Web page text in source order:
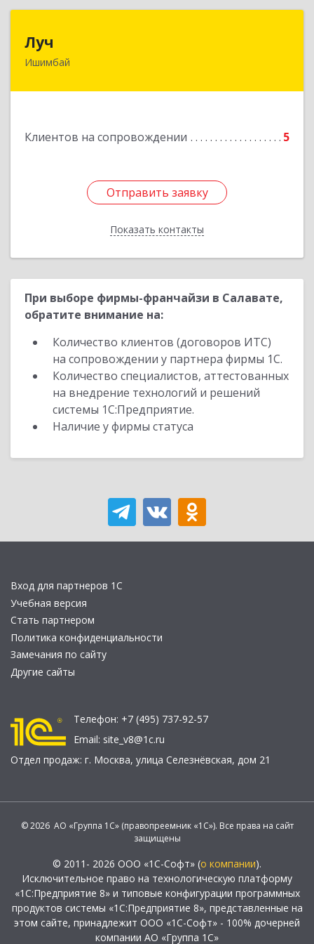
Луч
Ишимбай
Клиентов на сопровождении 5
Отправить заявку
Показать контакты
453215, Башкортостан Респ, Ишимбайский р-н,
Отправить заявку
Назад
При выборе фирмы-франчайзи в Салавате,
обратите внимание на:
Количество клиентов (договоров ИТС)
на сопровождении у партнера фирмы 1С.
Количество специалистов, аттестованных
на внедрение технологий и решений
системы 1С:Предприятие.
Наличие у фирмы статуса
Вход для партнеров 1С
Учебная версия
Стать партнером
Политика конфиденциальности
Замечания по сайту
Другие сайты
Телефон: +7 (495) 737-92-57
Email: site_v8@1c.ru
Отдел продаж: г. Москва, улица Селезнёвская, дом 21
© 2026 АО «Группа 1С» (правопреемник «1С»). Все права на сайт
защищены
© 2011- 2026 ООО «1С-Софт» (о компании).
Исключительное право на технологическую платформу
«1С:Предприятие 8» и типовые конфигурации программных
продуктов системы «1С:Предприятие 8», представленные на
этом сайте, принадлежит ООО «1С-Софт» - 100% дочерней
компании АО «Группа 1С»